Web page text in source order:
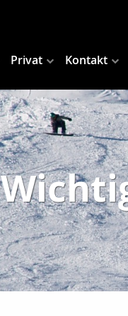
Privat Kontakt